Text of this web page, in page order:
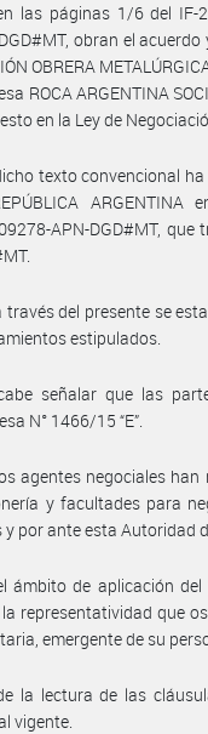
las páginas 1/6 del IF-
obran el
OBRERA
ROCA ARGENTINA
en la Ley de
texto convencional ha
ARGENTINA
APN-DGD#MT,
través del presente se
estipulados.
señalar que las
N° 1466/15 “E”.
agentes negociales
y facultades para
y por ante esta Autoridad
ámbito de aplicación
representatividad que
emergente de su
la lectura de las
vigente.